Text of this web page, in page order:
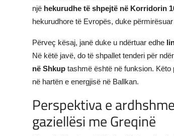
një hekurudhe të shpejtë në Korridorin
hekurudhore të Evropës, duke
Përveç kësaj, janë duke u ndërtuar edhe
Në këtë javë, do të shpallet tenderi për
në Shkup tashmë është në funksion. Këto
në hartën e energjisë në Ballkan.
Perspektiva e
gaziellësi me Greqinë